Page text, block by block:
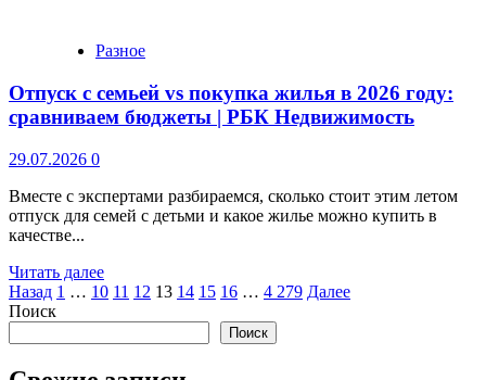
Разное
Отпуск с семьей vs покупка жилья в 2026 году:
сравниваем бюджеты | РБК Недвижимость
29.07.2026 0
Вместе с экспертами разбираемся, сколько стоит этим летом
отпуск для семей с детьми и какое жилье можно купить в
качестве...
Читать далее
Пагинация
записей
Назад 1 … 10 11 12 13 14 15 16 … 4 279 Далее
Поиск
Поиск